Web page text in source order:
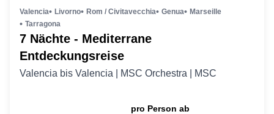
Valencia Livorno Rom / Civitavecchia Genua
Marseille
Tarragona
7 Nächte - Mediterrane
Entdeckungsreise
Valencia bis Valencia MSC Orchestra MSC
pro Person ab